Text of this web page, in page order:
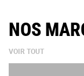
NOS
VOIR TOUT